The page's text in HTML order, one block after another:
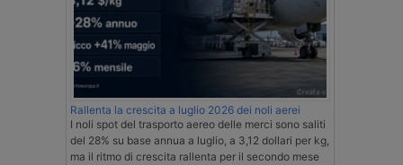
Rallenta la crescita a luglio 2026 dei noli aerei
I noli spot del trasporto aereo delle merci sono saliti
del 28% su base annua a luglio, a 3,12 dollari per kg,
ma il ritmo di crescita rallenta per il secondo mese